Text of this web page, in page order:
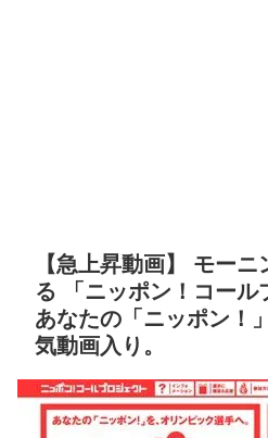
【急上昇動画】 モー
る 「ニッポン！コール
あなたの「ニッポン！
気動画入り。